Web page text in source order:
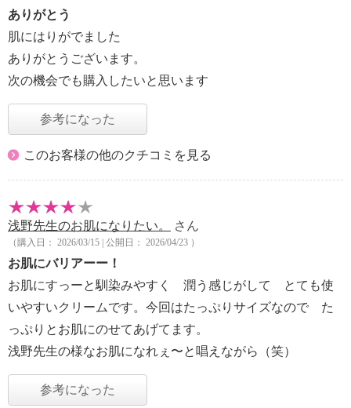
ありがとう
肌にはりがでました
ありがとうございます。
次の機会でも購入したいと思います
参考になった
このお客様の他のクチコミを見る
浅野先生のお肌になりたい。 さん
（購入日： 2026/03/15 | 公開日： 2026/04/23 ）
お肌にバリアーー！
お肌にすっーと馴染みやすく 潤う感じがして とても使
いやすいクリームです。今回はたっぷりサイズなので た
っぷりとお肌にのせてあげてます。
浅野先生の様なお肌になれぇ〜と唱えながら（笑）
参考になった